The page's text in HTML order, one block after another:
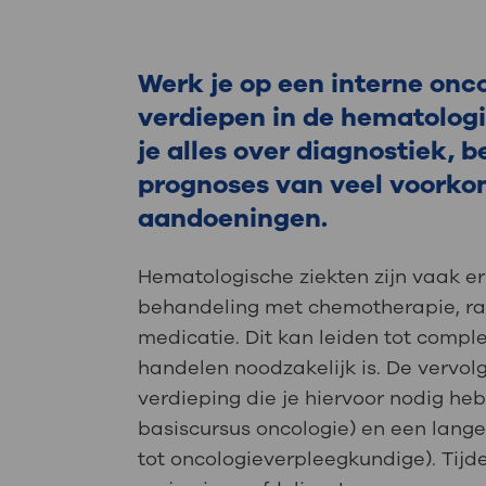
Uw
Werken
Contact
steeds verder uit, zodat u zelf
Direct naar MijnOLVG
Werk je op een interne
verdiepen in de
je alles over diagnostiek,
prognoses van veel
aandoeningen.
Hematologische ziekten zijn vaak
behandeling met chemotherapie,
medicatie. Dit kan leiden tot
handelen noodzakelijk is. De
verdieping die je hiervoor nodig
basiscursus oncologie) en een
tot oncologieverpleegkundige).